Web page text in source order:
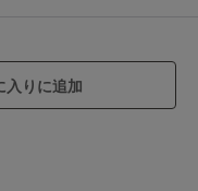
入りに追加